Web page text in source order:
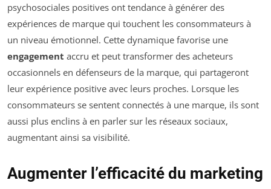
psychosociales positives ont tendance à générer des
expériences de marque qui touchent les consommateurs à
un niveau émotionnel. Cette dynamique favorise une
engagement accru et peut transformer des acheteurs
occasionnels en défenseurs de la marque, qui partageront
leur expérience positive avec leurs proches. Lorsque les
consommateurs se sentent connectés à une marque, ils sont
aussi plus enclins à en parler sur les réseaux sociaux,
augmentant ainsi sa visibilité.
Augmenter l’efficacité du marketing